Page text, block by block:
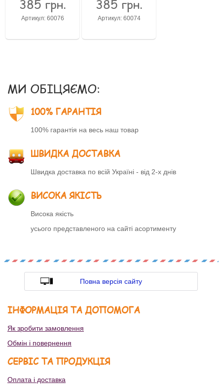
385 грн.
Артикул: 60076
385 грн.
Артикул: 60074
МИ ОБІЦЯЄМО:
100% ГАРАНТІЯ
100% гарантія на весь наш товар
ШВИДКА ДОСТАВКА
Швидка доставка по всій Україні - від 2-х днів
ВИСОКА ЯКІСТЬ
Висока якість
усього представленого на сайті асортименту
Повна версія сайту
ІНФОРМАЦІЯ ТА ДОПОМОГА
Як зробити замовлення
Обмін і повернення
СЕРВІС ТА ПРОДУКЦІЯ
Оплата і доставка